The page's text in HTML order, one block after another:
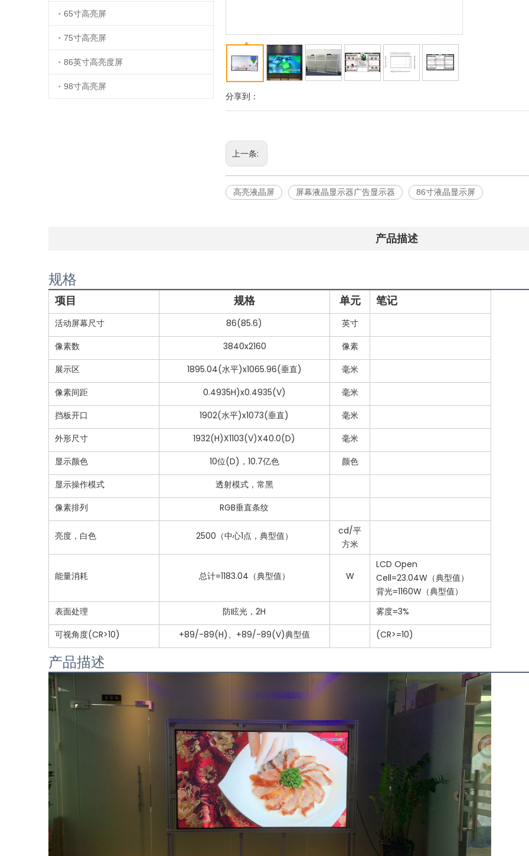
65寸高亮屏
75寸高亮屏
86英寸高亮度屏
98寸高亮屏
分享到：
上一条:
高亮液晶屏 屏幕液晶显示器广告显示器 86寸液晶显示屏
产品描述
规格
项目 规格 单元 笔记
活动屏幕尺寸 86(85.6)
英寸
像素数
3840x2160
像素
展示区
1895.04(水平)x1065.96(垂直)
毫米
像素间距
0.4935H)x0.4935(V)
毫米
挡板开口
1902(水平)x1073(垂直)
毫米
外形尺寸
1932(H)X1103(V)X40.0(D)
毫米
显示颜色
10位(D)，10.7亿色
颜色
显示操作模式
透射模式，常黑
像素排列
RGB垂直条纹
亮度，白色 2500（中心1点，典型值）
cd/平
方米
能量消耗 总计=1183.04（典型值） W
LCD Open
Cell=23.04W（典型值）
背光=1160W（典型值）
表面处理
防眩光，2H
雾度=3%
可视角度(CR>10)
+89/-89(H)、+89/-89(V)典型值 (CR>=10)
产品描述